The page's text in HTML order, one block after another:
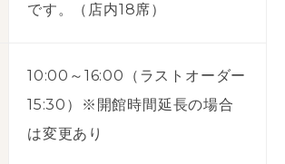
です。（店内18席）
10:00～16:00（ラストオーダー
15:30）※開館時間延長の場合
は変更あり